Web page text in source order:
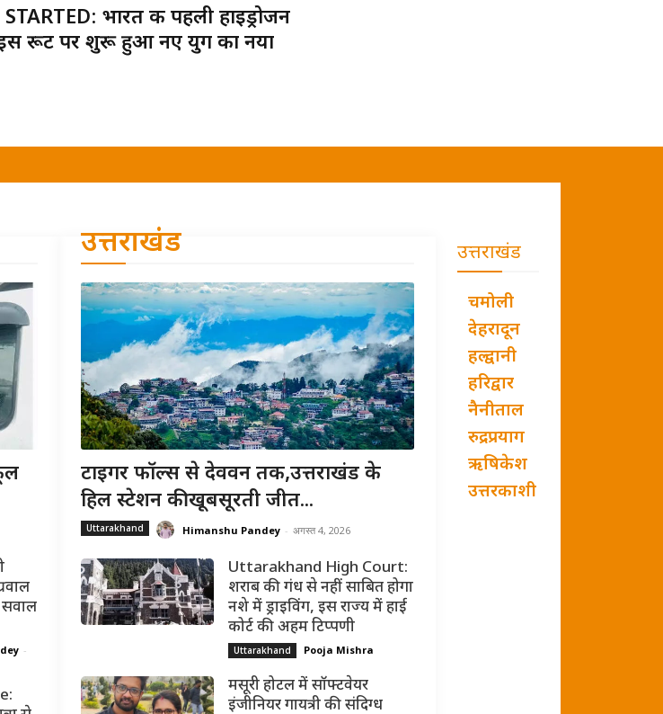
भारत की पहली हाइड्रोजन
इस रूट पर शुरू हुआ नए युग का नया
-
उत्तराखंड
टाइगर फॉल्स से देववन तक,उत्तराखंड के
हिल स्टेशन की खूबसूरती जीत...
Uttarakhand Himanshu Pandey - अगस्त 4, 2026
Uttarakhand High Court:
शराब की गंध से नहीं साबित होगा
नशे में ड्राइविंग, इस राज्य में हाई
कोर्ट की अहम टिप्पणी
Uttarakhand Pooja Mishra
मसूरी होटल में सॉफ्टवेयर
इंजीनियर गायत्री की संदिग्ध
उत्तराखंड
चमोली
देहरादून
हल्द्वानी
हरिद्वार
नैनीताल
रुद्रप्रयाग
ऋषिकेश
उत्तरकाशी